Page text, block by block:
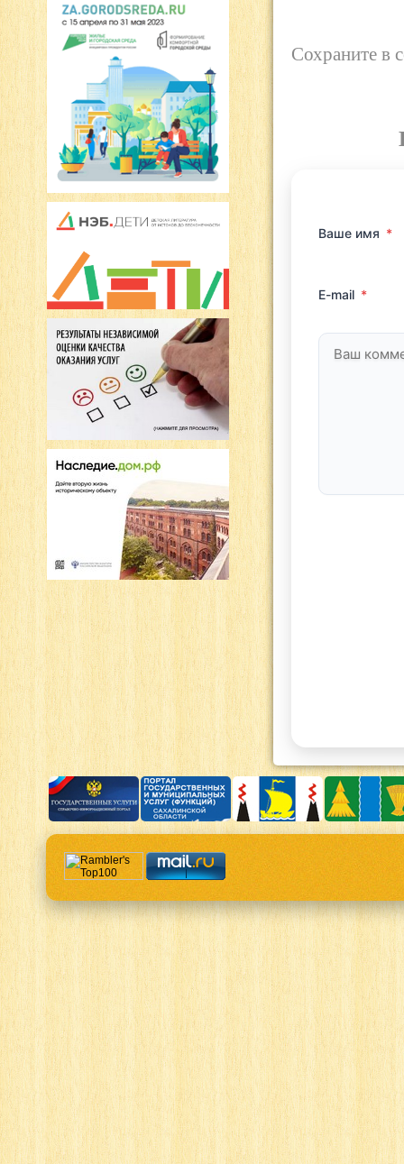
Сохраните в
Ваше имя *
E-mail *